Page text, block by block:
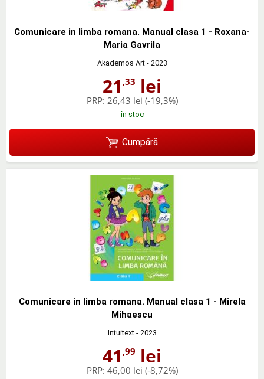
Comunicare in limba romana. Manual clasa 1 - Roxana-
Maria Gavrila
Akademos Art- 2023
21 ,33 lei
PRP: 26,43 lei (-19,3%)
în stoc
Cumpără
Comunicare in limba romana. Manual clasa 1 - Mirela
Mihaescu
Intuitext- 2023
41 ,99 lei
PRP: 46,00 lei (-8,72%)